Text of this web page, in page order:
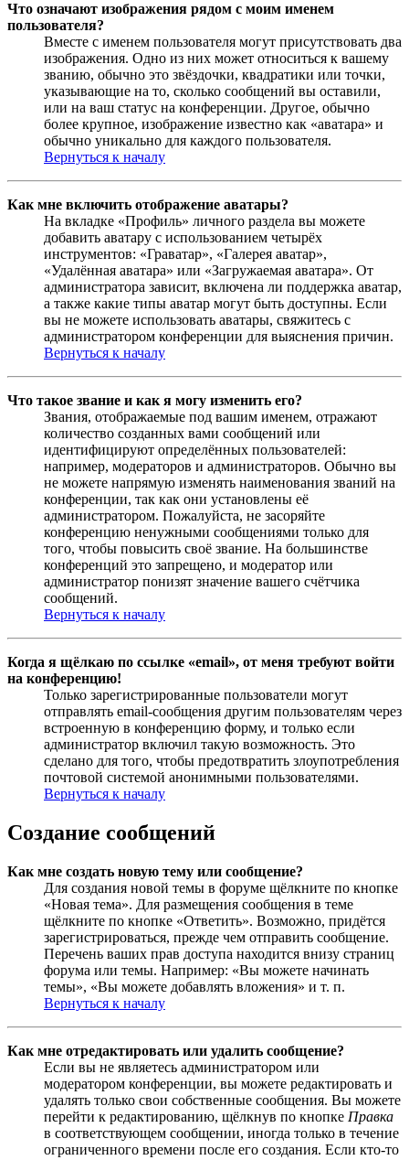
Что означают изображения рядом с моим именем
пользователя?
Вместе с именем пользователя могут присутствовать два
изображения. Одно из них может относиться к вашему
званию, обычно это звёздочки, квадратики или точки,
указывающие на то, сколько сообщений вы оставили,
или на ваш статус на конференции. Другое, обычно
более крупное, изображение известно как «аватара» и
обычно уникально для каждого пользователя.
Вернуться к началу
Как мне включить отображение аватары?
На вкладке «Профиль» личного раздела вы можете
добавить аватару с использованием четырёх
инструментов: «Граватар», «Галерея аватар»,
«Удалённая аватара» или «Загружаемая аватара». От
администратора зависит, включена ли поддержка аватар,
а также какие типы аватар могут быть доступны. Если
вы не можете использовать аватары, свяжитесь с
администратором конференции для выяснения причин.
Вернуться к началу
Что такое звание и как я могу изменить его?
Звания, отображаемые под вашим именем, отражают
количество созданных вами сообщений или
идентифицируют определённых пользователей:
например, модераторов и администраторов. Обычно вы
не можете напрямую изменять наименования званий на
конференции, так как они установлены её
администратором. Пожалуйста, не засоряйте
конференцию ненужными сообщениями только для
того, чтобы повысить своё звание. На большинстве
конференций это запрещено, и модератор или
администратор понизят значение вашего счётчика
сообщений.
Вернуться к началу
Когда я щёлкаю по ссылке «email», от меня требуют войти
на конференцию!
Только зарегистрированные пользователи могут
отправлять email-сообщения другим пользователям через
встроенную в конференцию форму, и только если
администратор включил такую возможность. Это
сделано для того, чтобы предотвратить злоупотребления
почтовой системой анонимными пользователями.
Вернуться к началу
Создание сообщений
Как мне создать новую тему или сообщение?
Для создания новой темы в форуме щёлкните по кнопке
«Новая тема». Для размещения сообщения в теме
щёлкните по кнопке «Ответить». Возможно, придётся
зарегистрироваться, прежде чем отправить сообщение.
Перечень ваших прав доступа находится внизу страниц
форума или темы. Например: «Вы можете начинать
темы», «Вы можете добавлять вложения» и т. п.
Вернуться к началу
Как мне отредактировать или удалить сообщение?
Если вы не являетесь администратором или
модератором конференции, вы можете редактировать и
удалять только свои собственные сообщения. Вы можете
перейти к редактированию, щёлкнув по кнопке Правка
в соответствующем сообщении, иногда только в течение
ограниченного времени после его создания. Если кто-то